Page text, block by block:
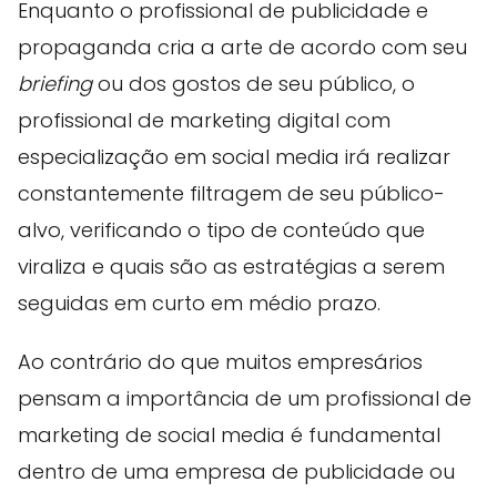
Enquanto o profissional de publicidade e
propaganda cria a arte de acordo com seu
briefingou dos gostos de seu público, o
profissional de marketing digital com
especialização em social media irá realizar
constantemente filtragem de seu público-
alvo, verificando o tipo de conteúdo que
viraliza e quais são as estratégias a serem
seguidas em curto em médio prazo.
Ao contrário do que muitos empresários
pensam a importância de um profissional de
marketing de social media é fundamental
dentro de uma empresa de publicidade ou